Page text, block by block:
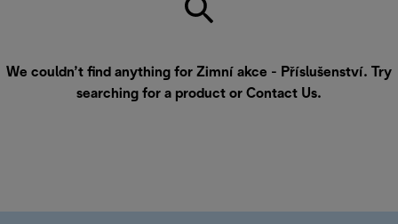
We couldn’t find anything for Zimní akce - Příslušenství. Try
searching for a product or Contact Us.